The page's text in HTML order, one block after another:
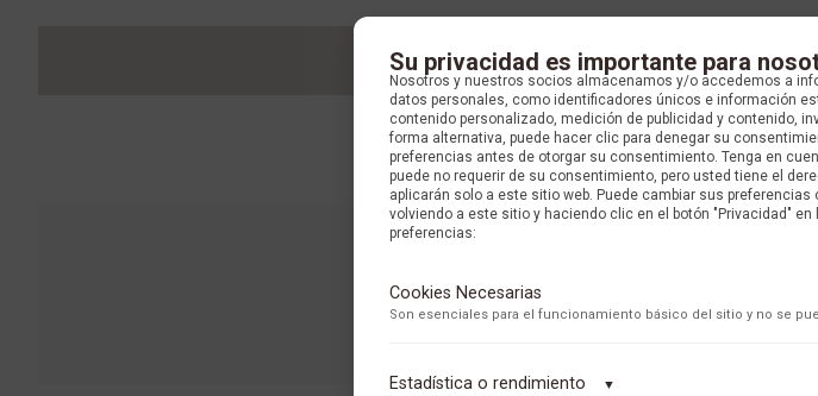
Su privacidad es importante para
Nosotros y nuestros socios almacenamos y/o accedemos a
datos personales, como identificadores únicos e información
contenido personalizado, medición de publicidad y contenido,
forma alternativa, puede hacer clic para denegar su
preferencias antes de otorgar su consentimiento. Tenga en
puede no requerir de su consentimiento, pero usted tiene el
aplicarán solo a este sitio web. Puede cambiar sus
volviendo a este sitio y haciendo clic en el botón "Privacidad" en
preferencias:
Cookies Necesarias
Son esenciales para el funcionamiento básico del sitio y no se
Estadística o rendimiento ▼